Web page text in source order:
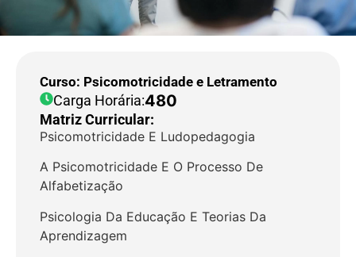
Curso: Psicomotricidade e Letramento
Carga Horária:480
Matriz Curricular:
Psicomotricidade E Ludopedagogia
A Psicomotricidade E O Processo De
Alfabetização
Psicologia Da Educação E Teorias Da
Aprendizagem